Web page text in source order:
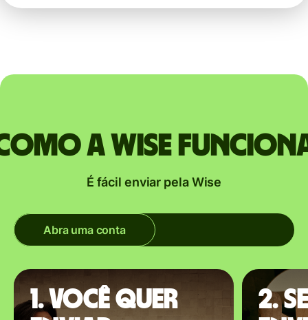
a Wise
É fácil enviar pela Wise
Abra uma conta
1. Você quer
2.